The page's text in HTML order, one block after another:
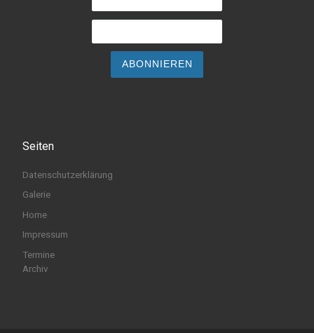
Seiten
Datenschutzerklärung
Galerie
Home
Impressum
Termine
Archiv